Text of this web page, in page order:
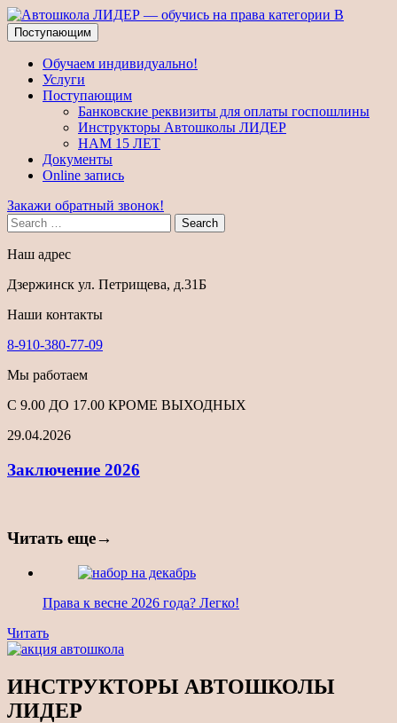
Поступающим
Обучаем индивидуально!
Услуги
Поступающим
Банковские реквизиты для оплаты госпошлины
Инструкторы Автошколы ЛИДЕР
НАМ 15 ЛЕТ
Документы
Online запись
Закажи обратный звонок!
Search
Наш адрес
Дзержинск ул. Петрищева, д.31Б
Наши контакты
8-910-380-77-09
Мы работаем
С 9.00 ДО 17.00 КРОМЕ ВЫХОДНЫХ
29.04.2026
Заключение 2026
Читать еще→
Права к весне 2026 года? Легко!
Навигация
по
записям
Предыдущая
новость
Читать
ИНСТРУКТОРЫ АВТОШКОЛЫ
ЛИДЕР